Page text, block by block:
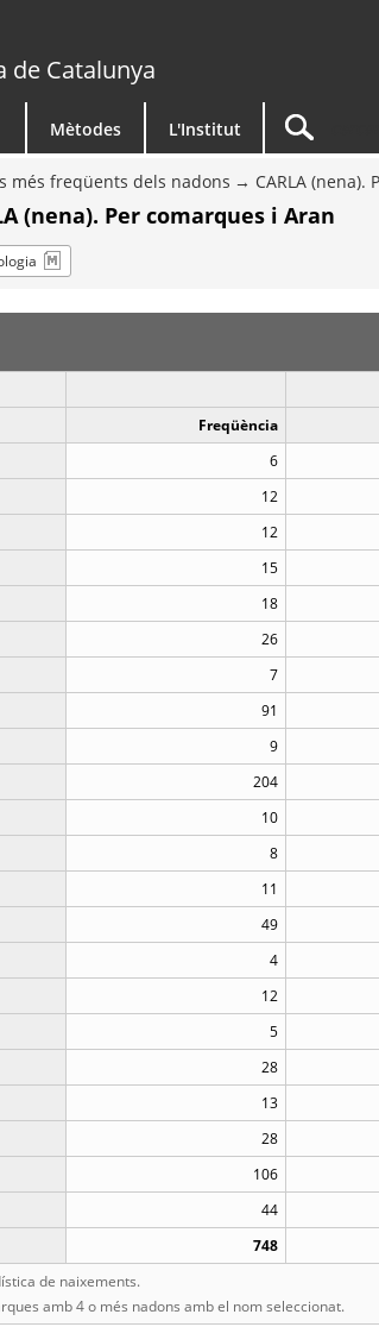
de Catalunya
Mètodes L'Institut
més freqüents dels nadons CARLA (nena).
(nena). Per comarques i Aran
Freqüència
6
12
12
15
18
26
7
91
9
204
10
8
11
49
4
12
5
28
13
28
106
44
748
de naixements.
amb 4 o més nadons amb el nom seleccionat.